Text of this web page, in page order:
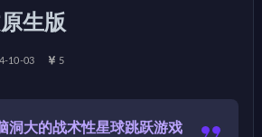
生版
10-03 5
洞大的战术性星球跳跃游戏